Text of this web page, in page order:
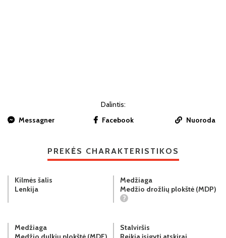
Dalintis:
Messagner
Facebook Nuoroda
PREKĖS CHARAKTERISTIKOS
Kilmės šalis
Lenkija
Medžiaga
Medžio drožlių plokštė (MDP)
?
Medžiaga
Stalviršis